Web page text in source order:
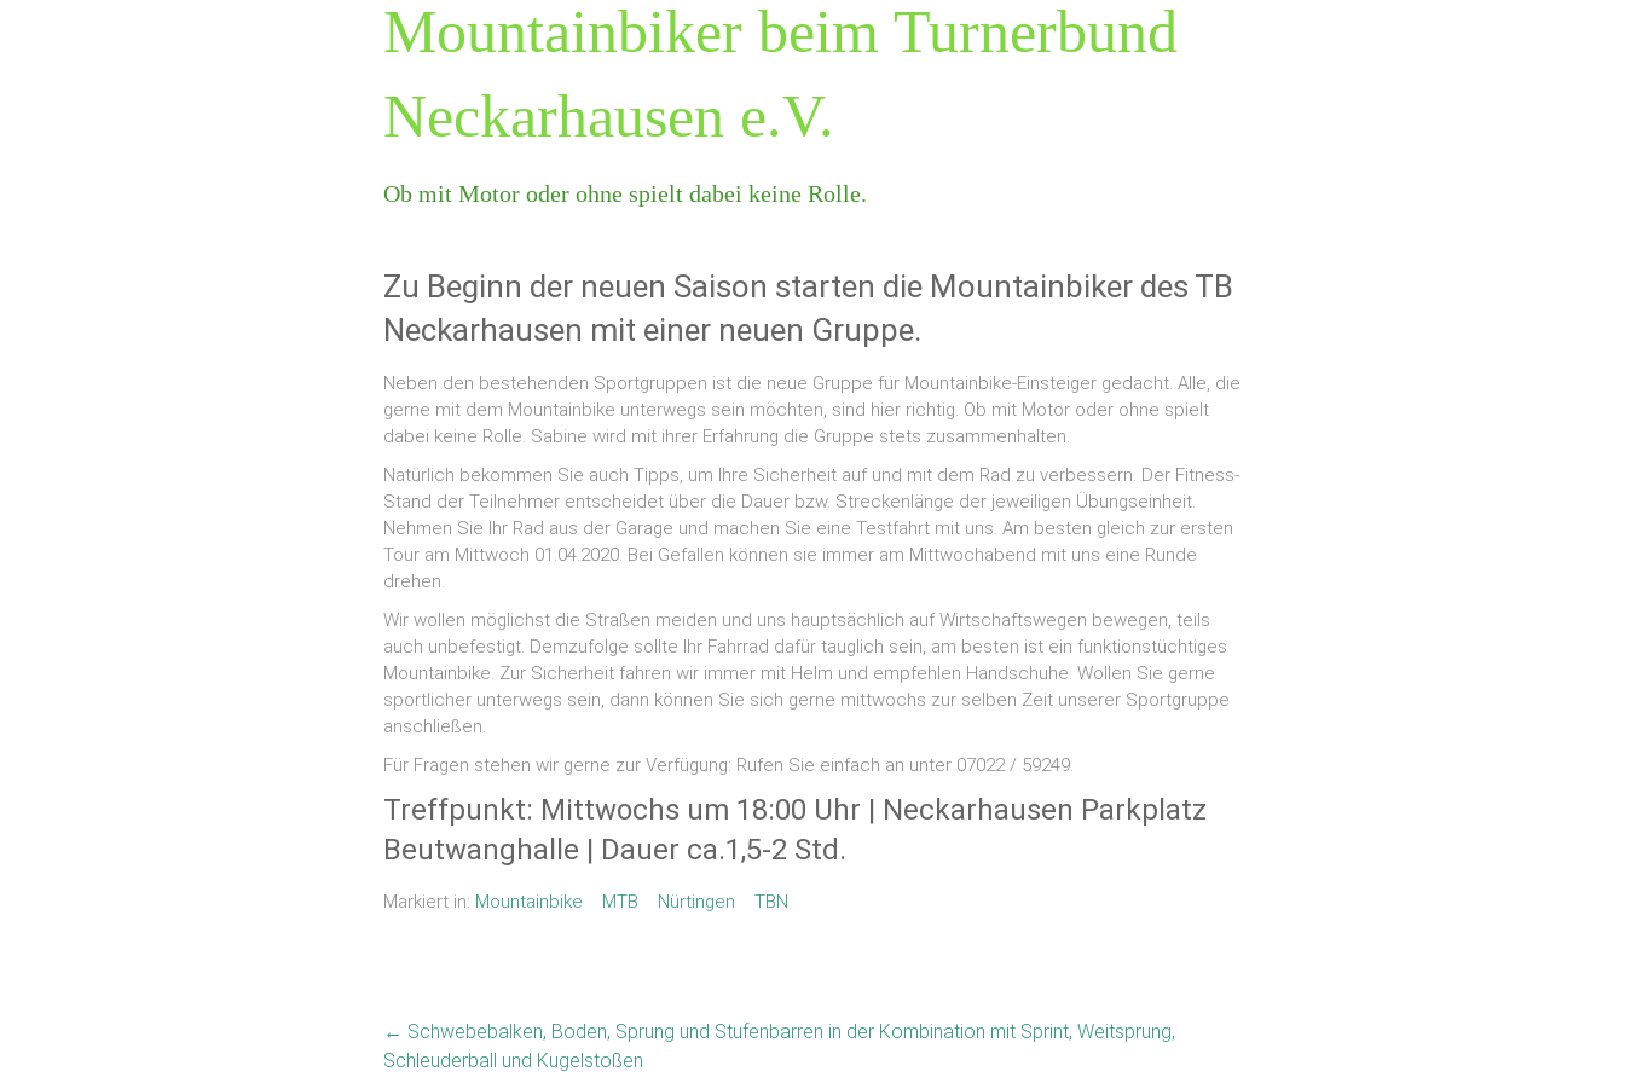
Mountainbiker beim Turnerbund
Neckarhausen e.V.
Ob mit Motor oder ohne spielt dabei keine Rolle.
Zu Beginn der neuen Saison starten die Mountainbiker des TB
Neckarhausen mit einer neuen Gruppe.
Neben den bestehenden Sportgruppen ist die neue Gruppe für Mountainbike-Einsteiger gedacht. Alle, die
gerne mit dem Mountainbike unterwegs sein möchten, sind hier richtig. Ob mit Motor oder ohne spielt
dabei keine Rolle. Sabine wird mit ihrer Erfahrung die Gruppe stets zusammenhalten.
Natürlich bekommen Sie auch Tipps, um Ihre Sicherheit auf und mit dem Rad zu verbessern. Der Fitness-
Stand der Teilnehmer entscheidet über die Dauer bzw. Streckenlänge der jeweiligen Übungseinheit.
Nehmen Sie Ihr Rad aus der Garage und machen Sie eine Testfahrt mit uns. Am besten gleich zur ersten
Tour am Mittwoch 01.04.2020. Bei Gefallen können sie immer am Mittwochabend mit uns eine Runde
drehen.
Wir wollen möglichst die Straßen meiden und uns hauptsächlich auf Wirtschaftswegen bewegen, teils
auch unbefestigt. Demzufolge sollte Ihr Fahrrad dafür tauglich sein, am besten ist ein funktionstüchtiges
Mountainbike. Zur Sicherheit fahren wir immer mit Helm und empfehlen Handschuhe. Wollen Sie gerne
sportlicher unterwegs sein, dann können Sie sich gerne mittwochs zur selben Zeit unserer Sportgruppe
anschließen.
Für Fragen stehen wir gerne zur Verfügung: Rufen Sie einfach an unter 07022 / 59249.
Treffpunkt: Mittwochs um 18:00 Uhr | Neckarhausen Parkplatz
Beutwanghalle | Dauer ca.1,5-2 Std.
Markiert in: Mountainbike MTB Nürtingen TBN
← Schwebebalken, Boden, Sprung und Stufenbarren in der Kombination mit Sprint, Weitsprung,
Schleuderball und Kugelstoßen